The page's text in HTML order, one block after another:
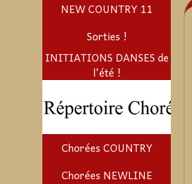
NEW COUNTRY 11
Sorties !
INITIATIONS DANSES de
l'été !
Chorées COUNTRY
Chorées NEWLINE